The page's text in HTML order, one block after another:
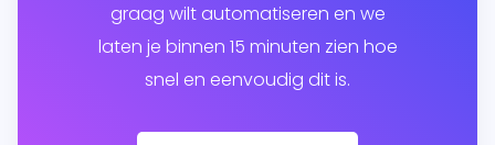
graag wilt automatiseren en we
laten je binnen 15 minuten zien hoe
snel en eenvoudig dit is.